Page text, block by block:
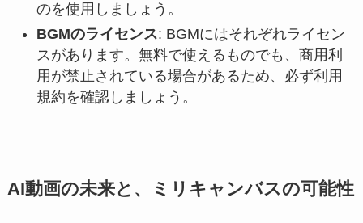
のを使用しましょう。
BGMのライセンス: BGMにはそれぞれライセン
スがあります。無料で使えるものでも、商用利
用が禁止されている場合があるため、必ず利用
規約を確認しましょう。
AI動画の未来と、ミリキャンバスの可能性